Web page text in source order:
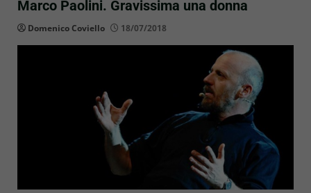
Marco Paolini. Gravissima una donna
Domenico Coviello 18/07/2018